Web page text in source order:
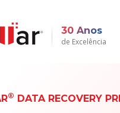
30 Anos
de Excelência
® DATA RECOVERY